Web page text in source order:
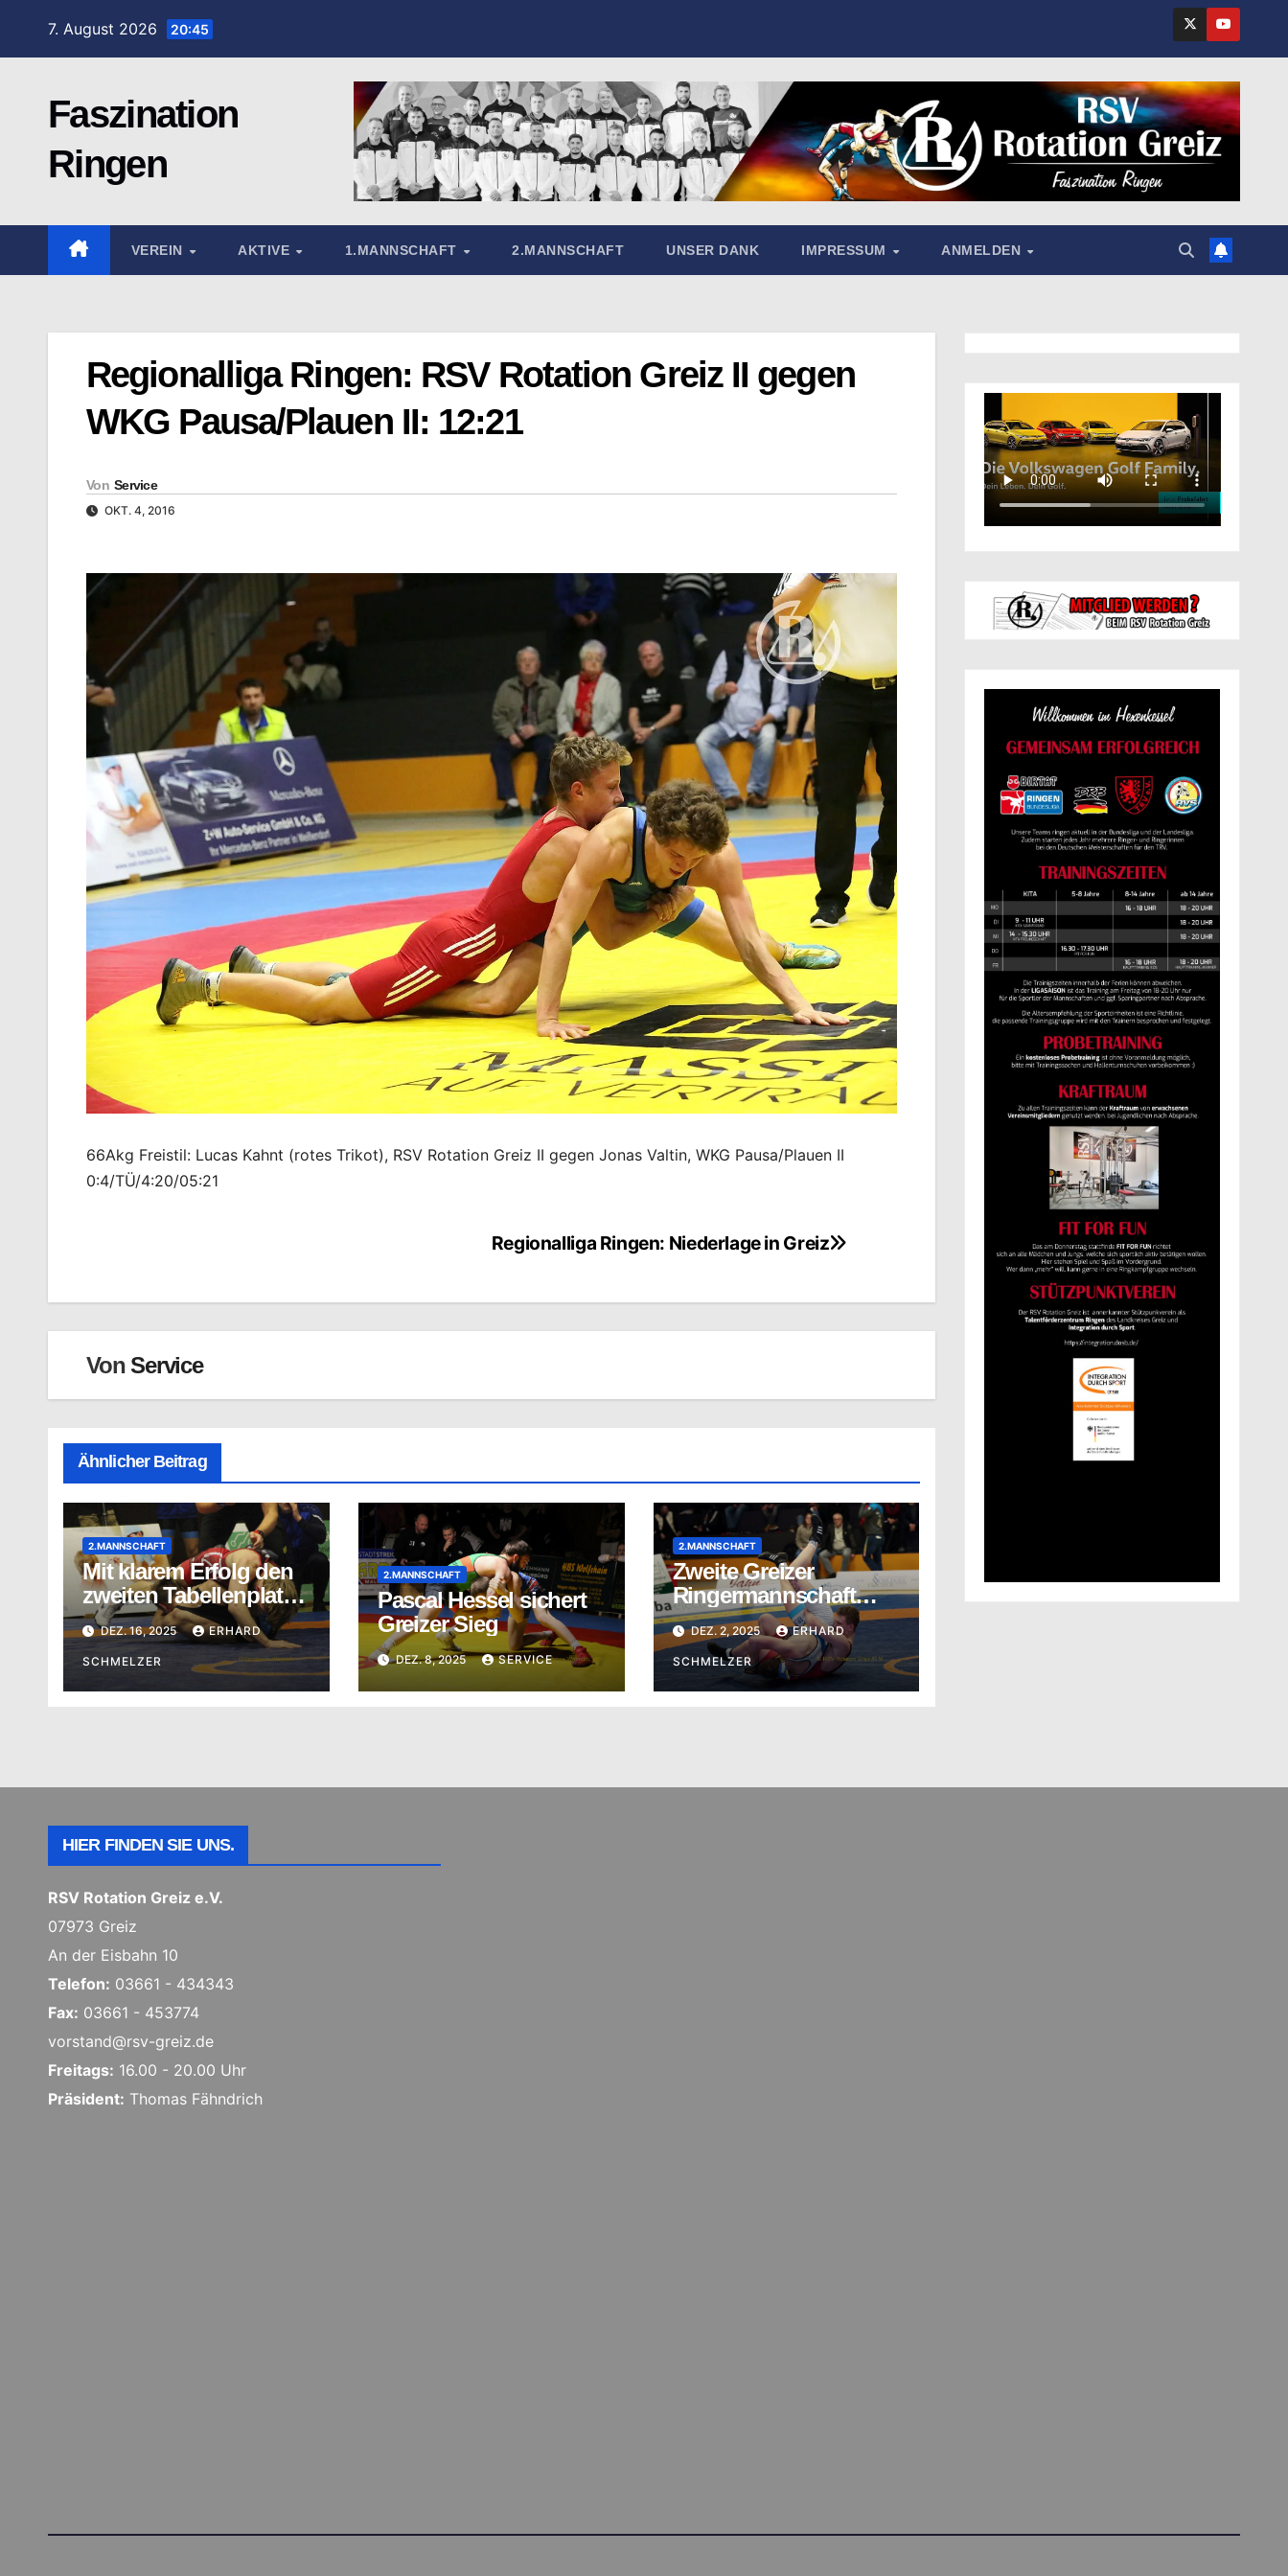
7. August 2026 20:45
Faszination
Ringen
VEREIN AKTIVE 1.MANNSCHAFT 2.MANNSCHAFT UNSER DANK IMPRESSUM ANMELDEN
Regionalliga Ringen: RSV Rotation Greiz II gegen
WKG Pausa/Plauen II: 12:21
Von Service
OKT. 4, 2016
66Akg Freistil: Lucas Kahnt (rotes Trikot), RSV Rotation Greiz II gegen Jonas Valtin, WKG Pausa/Plauen II
0:4/TÜ/4:20/05:21
Regionalliga Ringen: Niederlage in Greiz
VonService
Ähnlicher Beitrag
2.MANNSCHAFT
Mit klarem Erfolg den
zweiten Tabellenplatz
gesichert
DEZ. 16, 2025 ERHARD
SCHMELZER
2.MANNSCHAFT
Pascal Hessel sichert
Greizer Sieg
DEZ. 8, 2025 SERVICE
2.MANNSCHAFT
Zweite Greizer
Ringermannschaft
wieder in der
Erfolgsspur
DEZ. 2, 2025 ERHARD
SCHMELZER
HIER FINDEN SIE UNS.
RSV Rotation Greiz e.V.
07973 Greiz
An der Eisbahn 10
Telefon: 03661 - 434343
Fax: 03661 - 453774
vorstand@rsv-greiz.de
Freitags: 16.00 - 20.00 Uhr
Präsident: Thomas Fähndrich